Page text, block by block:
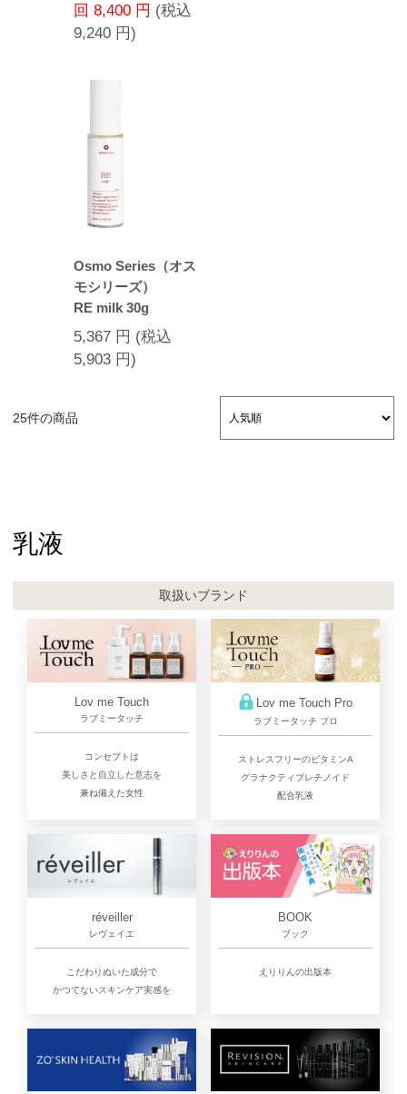
回 8,400 円 (税込
9,240 円)
Osmo Series（オス
モシリーズ）
RE milk 30g
5,367 円 (税込
5,903 円)
25件の商品
乳液
取扱いブランド
Lov me Touch
ラブミータッチ
コンセプトは
美しさと自立した意志を
兼ね備えた女性
Lov me Touch Pro
ラブミータッチ プロ
ストレスフリーのビタミンA
グラナクティブレチノイド
配合乳液
réveiller
レヴェイエ
こだわりぬいた成分で
かつてないスキンケア実感を
BOOK
ブック
えりりんの出版本